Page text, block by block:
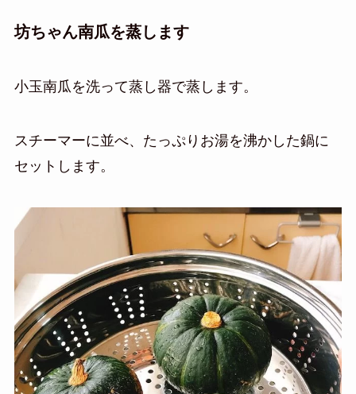
坊ちゃん南瓜を蒸します
小玉南瓜を洗って蒸し器で蒸します。
スチーマーに並べ、たっぷりお湯を沸かした鍋に
セットします。